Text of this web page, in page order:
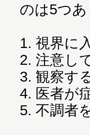
のは5つあ
1. 視界に
2. 注意し
3. 観察す
4. 医者が
5. 不調者